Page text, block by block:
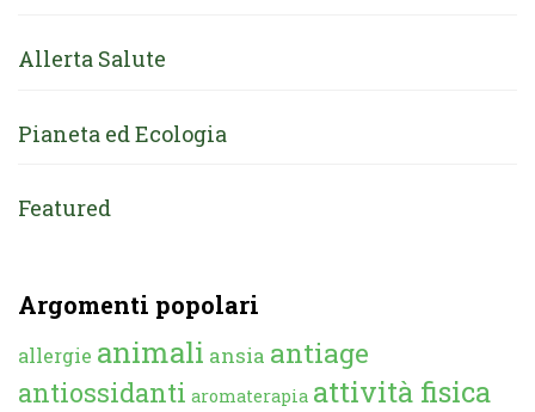
Allerta Salute
Pianeta ed Ecologia
Featured
Argomenti popolari
allergie animali ansia antiage
antiossidanti aromaterapia attività fisica